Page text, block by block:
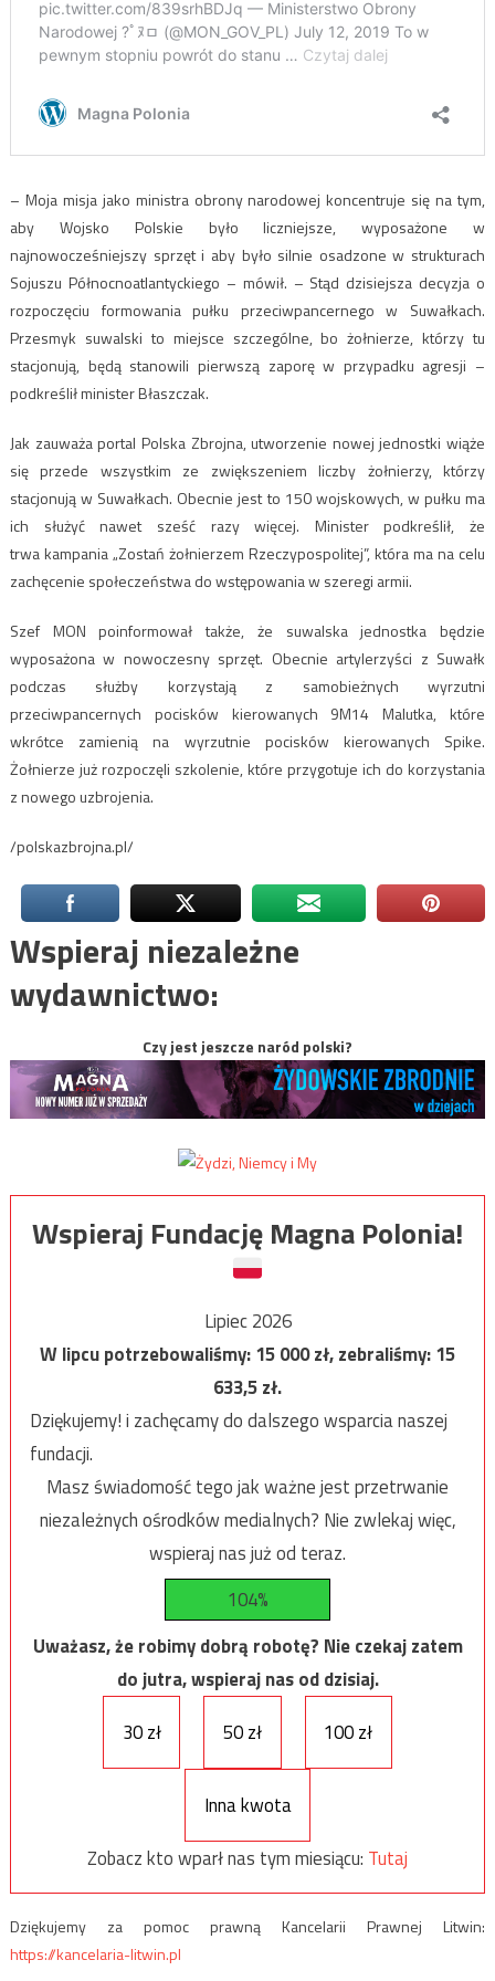
– Moja misja jako ministra obrony narodowej koncentruje się na tym,
aby Wojsko Polskie było liczniejsze, wyposażone w
najnowocześniejszy sprzęt i aby było silnie osadzone w strukturach
Sojuszu Północnoatlantyckiego – mówił. – Stąd dzisiejsza decyzja o
rozpoczęciu formowania pułku przeciwpancernego w Suwałkach.
Przesmyk suwalski to miejsce szczególne, bo żołnierze, którzy tu
stacjonują, będą stanowili pierwszą zaporę w przypadku agresji –
podkreślił minister Błaszczak.
Jak zauważa portal Polska Zbrojna, utworzenie nowej jednostki wiąże
się przede wszystkim ze zwiększeniem liczby żołnierzy, którzy
stacjonują w Suwałkach. Obecnie jest to 150 wojskowych, w pułku ma
ich służyć nawet sześć razy więcej. Minister podkreślił, że
trwa kampania „Zostań żołnierzem Rzeczypospolitej”, która ma na celu
zachęcenie społeczeństwa do wstępowania w szeregi armii.
Szef MON poinformował także, że suwalska jednostka będzie
wyposażona w nowoczesny sprzęt. Obecnie artylerzyści z Suwałk
podczas służby korzystają z samobieżnych wyrzutni
przeciwpancernych pocisków kierowanych 9M14 Malutka, które
wkrótce zamienią na wyrzutnie pocisków kierowanych Spike.
Żołnierze już rozpoczęli szkolenie, które przygotuje ich do korzystania
z nowego uzbrojenia.
/polskazbrojna.pl/
Wspieraj niezależne
wydawnictwo:
Czy jest jeszcze naród polski?
Wspieraj Fundację Magna Polonia!
Lipiec 2026
W lipcu potrzebowaliśmy:15 000zł, zebraliśmy:15
633,5zł.
Dziękujemy! i zachęcamy do dalszego wsparcia naszej
fundacji.
Masz świadomość tego jak ważne jest przetrwanie
niezależnych ośrodków medialnych? Nie zwlekaj więc,
wspieraj nas już od teraz.
104%
Uważasz, że robimy dobrą robotę? Nie czekaj zatem
do jutra, wspieraj nas od dzisiaj.
30 zł
50 zł 100 zł
Inna kwota
Zobacz kto wparł nas tym miesiącu: Tutaj
Dziękujemy za pomoc prawną Kancelarii Prawnej Litwin:
https://kancelaria-litwin.pl